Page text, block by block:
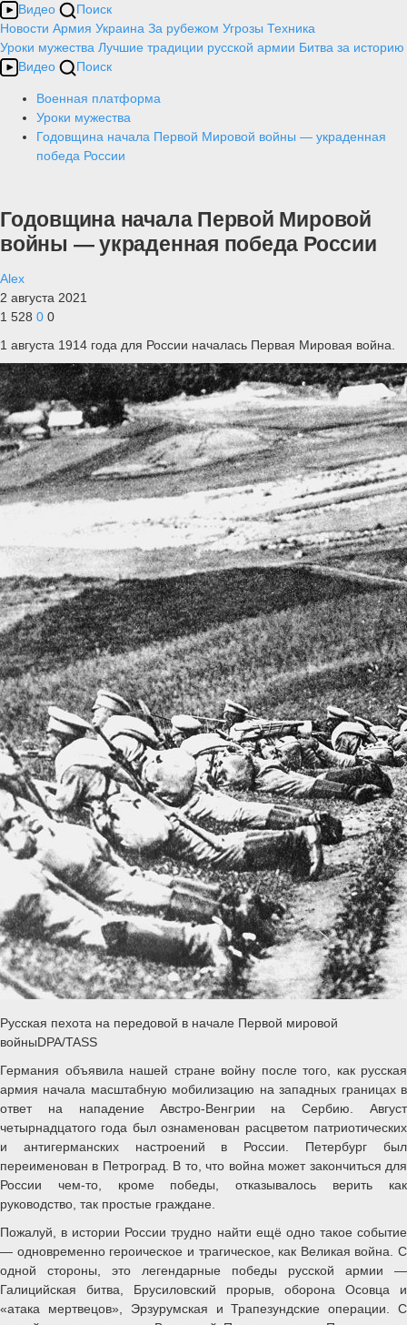
Видео
Поиск
Новости Армия Украина За рубежом Угрозы Техника
Уроки мужества Лучшие традиции русской армии Битва за историю
Видео
Поиск
Военная платформа
Уроки мужества
Годовщина начала Первой Мировой войны — украденная
победа России
Годовщина начала Первой Мировой
войны — украденная победа России
Alex
2 августа 2021
1 528 0 0
1 августа 1914 года для России началась Первая Мировая война.
Русская пехота на передовой в начале Первой мировой
войныDPA/TASS
Германия объявила нашей стране войну после того, как русская
армия начала масштабную мобилизацию на западных границах в
ответ на нападение Австро-Венгрии на Сербию. Август
четырнадцатого года был ознаменован расцветом патриотических
и антигерманских настроений в России. Петербург был
переименован в Петроград. В то, что война может закончиться для
России чем-то, кроме победы, отказывалось верить как
руководство, так простые граждане.
Пожалуй, в истории России трудно найти ещё одно такое событие
— одновременно героическое и трагическое, как Великая война. С
одной стороны, это легендарные победы русской армии —
Галицийская битва, Брусиловский прорыв, оборона Осовца и
«атака мертвецов», Эрзурумская и Трапезундские операции. С